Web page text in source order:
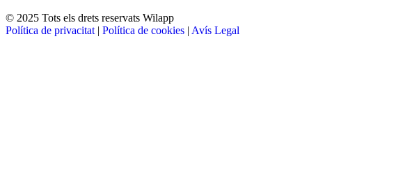
© 2025 Tots els drets reservats Wilapp
Política de privacitat | Política de cookies | Avís Legal